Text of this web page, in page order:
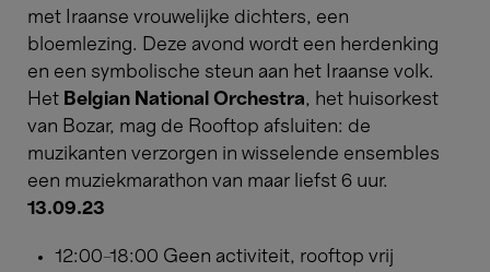
met Iraanse vrouwelijke dichters, een
bloemlezing. Deze avond wordt een herdenking
en een symbolische steun aan het Iraanse volk.
Het Belgian National Orchestra, het huisorkest
van Bozar, mag de Rooftop afsluiten: de
muzikanten verzorgen in wisselende ensembles
een muziekmarathon van maar liefst 6 uur.​​​​​​​
13.09.23
12:00-18:00 Geen activiteit, rooftop vrij